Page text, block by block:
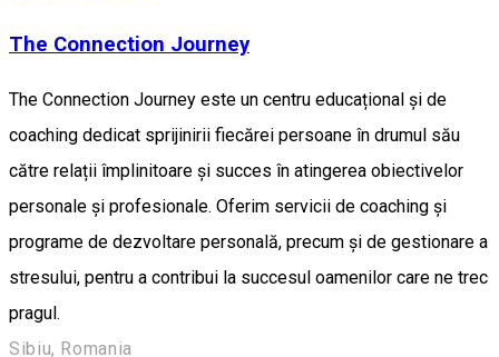
The Connection Journey
The Connection Journey este un centru educațional și de
coaching dedicat sprijinirii fiecărei persoane în drumul său
către relații împlinitoare și succes în atingerea obiectivelor
personale și profesionale. Oferim servicii de coaching și
programe de dezvoltare personală, precum și de gestionare a
stresului, pentru a contribui la succesul oamenilor care ne trec
pragul.
Sibiu, Romania